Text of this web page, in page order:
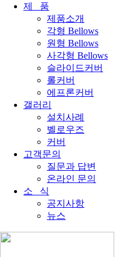
제 품
제품소개
각형 Bellows
원형 Bellows
사각형 Bellows
슬라이드커버
롤커버
에프론커버
갤러리
설치사례
벨로우즈
커버
고객문의
질문과 답변
온라인 문의
소 식
공지사항
뉴스